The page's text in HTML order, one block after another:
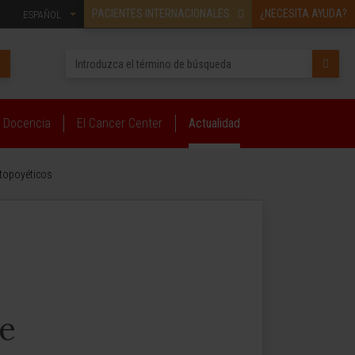
PACIENTES INTERNACIONALES ¿NECESITA AYUDA?
ESPAÑOL
Docencia El Cancer Center Actualidad